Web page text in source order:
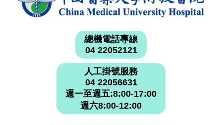
總機電話專線
04 22052121
人工掛號服務
04 22056631
週一至週五:8:00-17:00
週六8:00-12:00